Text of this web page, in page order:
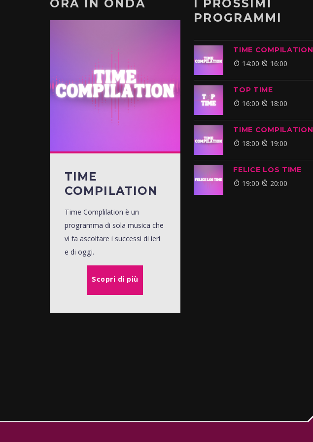
ORA IN ONDA
TIME
COMPILATION
Time Complilation è un
programma di sola musica che
vi fa ascoltare i successi di ieri
e di oggi.
Scopri di più
I PROSSIMI
PROGRAMMI
TIME COMPILATION
14:00 16:00
TOP TIME
16:00 18:00
TIME COMPILATION
18:00 19:00
FELICE LOS TIME
19:00 20:00